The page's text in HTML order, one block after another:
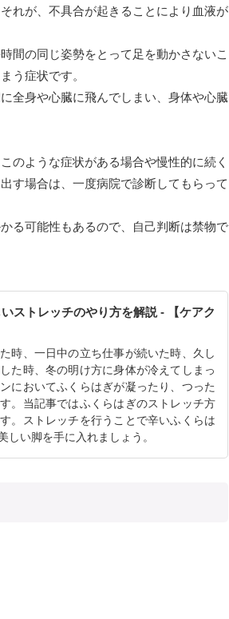
れが、不具合が起きることにより血液が
間の同じ姿勢をとって足を動かさないこ
う症状です。
全身や心臓に飛んでしまい、身体や心臓
のような症状がある場合や慢性的に続く
す場合は、一度病院で診断してもらって
る可能性もあるので、自己判断は禁物で
ストレッチのやり方を解説 - 【ケアク
時、一日中の立ち仕事が続いた時、久し
た時、冬の明け方に身体が冷えてしまっ
においてふくらはぎが凝ったり、つった
。当記事ではふくらはぎのストレッチ方
。ストレッチを行うことで辛いふくらは
しい脚を手に入れましょう。